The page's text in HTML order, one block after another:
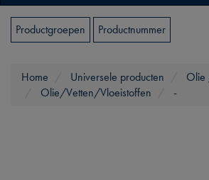
Productgroepen Productnummer
Home Universele producten
Olie
Olie/Vetten/Vloeistoffen
-